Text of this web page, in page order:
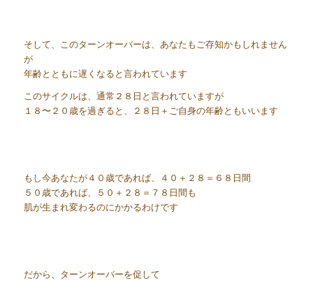
そして、このターンオーバーは、あなたもご存知かもしれません
が
年齢とともに遅くなると言われています
このサイクルは、通常２８日と言われていますが
１８〜２０歳を過ぎると、２８日＋ご自身の年齢ともいいます
もし今あなたが４０歳であれば、４０＋２８＝６８日間
５０歳であれば、５０＋２８＝７８日間も
肌が生まれ変わるのにかかるわけです
だから、ターンオーバーを促して